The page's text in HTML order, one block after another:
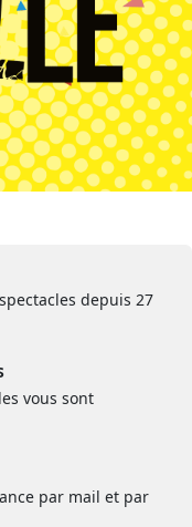
depuis 27
vous sont
par mail et par